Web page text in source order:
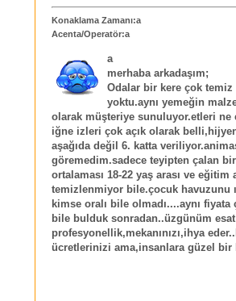
Konaklama Zamanı:a
Acenta/Operatör:a
a
merhaba arkadaşım;
Odalar bir kere çok
yoktu.aynı yemeğin
olarak müşteriye sunuluyor.etleri
iğne izleri çok açık olarak
aşağıda değil 6. katta
göremedim.sadece teyipten çalan
ortalaması 18-22 yaş arası ve
temizlenmiyor bile.çocuk havuzunu
kimse oralı bile olmadı....aynı
bile bulduk sonradan..üzgünüm
profesyonellik,mekanınızı,ihya
ücretlerinizi ama,insanlara güzel bir